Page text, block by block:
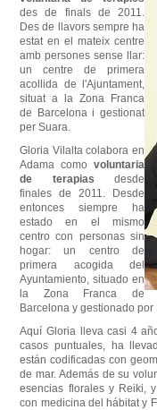
des de finals
de
2011.
Des de llavors sempre ha
estat en el mateix centre
amb persones sense llar:
un centre
de primera
acollida de l'Ajuntament,
situat a la Zona
Franca
de
Barcelona i gestionat
per Suara
Gloria Vilalta colabora en
Adama como voluntaria
de terapias desde
finales de 2011. Desde
entonces siempre ha
estado en el mismo
centro con personas sin
hogar: un centro de
primera acogida del
Ayuntamiento, situado en
la Zona Franca de
Barcelona y gestionado por
Aquí Gloria lleva casi 4
casos puntuales, ha
están codificadas con
de mar. Además de su
esencias florales y Reiki,
con medicina del hábitat y